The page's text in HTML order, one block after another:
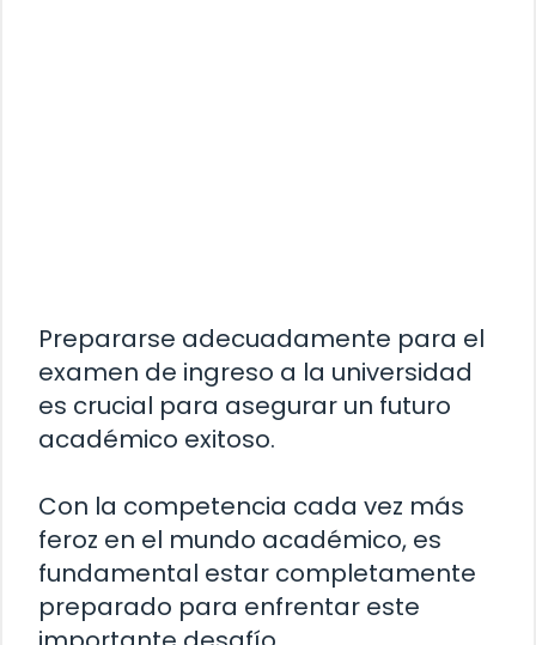
Prepararse adecuadamente para el
examen de ingreso a la universidad
es crucial para asegurar un futuro
académico exitoso.
Con la competencia cada vez más
feroz en el mundo académico, es
fundamental estar completamente
preparado para enfrentar este